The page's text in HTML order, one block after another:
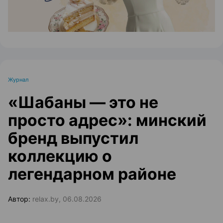
Журнал
«Шабаны — это не
просто адрес»: минский
бренд выпустил
коллекцию о
легендарном районе
Автор: relax.by, 06.08.2026